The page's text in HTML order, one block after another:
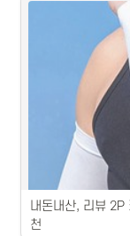
1. 은성 낚싯대 에어
공합니다.2. 은성 낚
적인 사용이 가능합
으로 손쉬운 운반에
는 브랜드 품질로
한 사이즈로 다양한
내돈내산, 리뷰 2P
천